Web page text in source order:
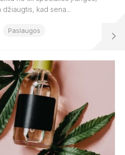
kad sena...
Paslaugos